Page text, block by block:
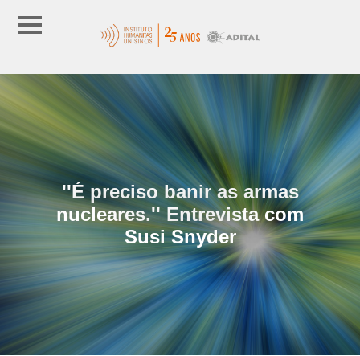
''É preciso banir as armas
nucleares.'' Entrevista com
Susi Snyder